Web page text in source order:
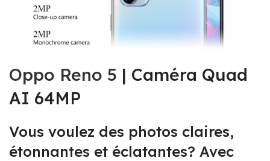
Oppo Reno 5 | Caméra Quad
AI 64MP
Vous voulez des photos claires,
étonnantes et éclatantes? Avec